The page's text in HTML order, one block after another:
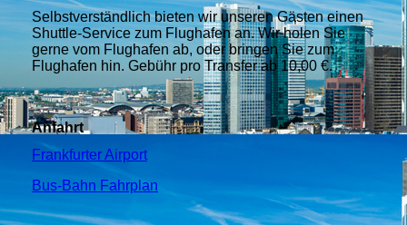
Selbstverständlich bieten wir unseren Gästen einen
Shuttle-Service zum Flughafen an. Wir holen Sie
gerne vom Flughafen ab, oder bringen Sie zum
Flughafen hin. Gebühr pro Transfer ab 10,00 €.
Anfahrt
Frankfurter Airport
Bus-Bahn Fahrplan